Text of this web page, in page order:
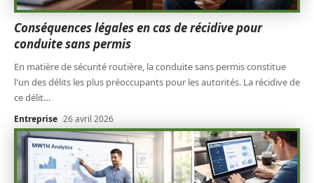
Conséquences légales en cas de récidive pour
conduite sans permis
En matière de sécurité routière, la conduite sans permis constitue
l'un des délits les plus préoccupants pour les autorités. La récidive de
ce délit…
Entreprise 26 avril 2026